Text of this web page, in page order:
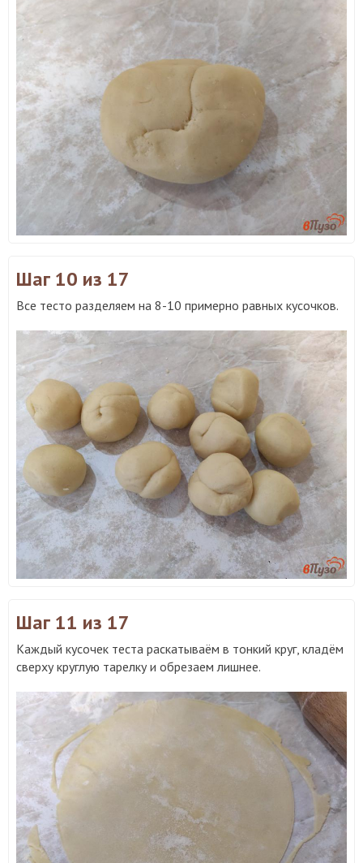
Шаг 10 из 17
Все тесто разделяем на 8-10 примерно равных кусочков.
Шаг 11 из 17
Каждый кусочек теста раскатываём в тонкий круг, кладём
сверху круглую тарелку и обрезаем лишнее.